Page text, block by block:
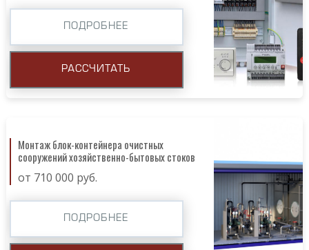
ПОДРОБНЕЕ
РАССЧИТАТЬ
Монтаж блок-контейнера очистных
сооружений хозяйственно-бытовых стоков
от 710 000 руб.
ПОДРОБНЕЕ